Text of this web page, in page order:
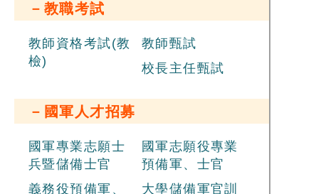
－教職考試
教師資格考試(教
檢)
教師甄試
校長主任甄試
－國軍人才招募
國軍專業志願士
兵暨儲備士官
國軍志願役專業
預備軍、士官
義務役預備軍、
大學儲備軍官訓